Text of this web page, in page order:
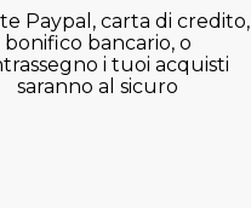
Paypal, carta di credito,
bonifico bancario, o
i tuoi acquisti
saranno al sicuro